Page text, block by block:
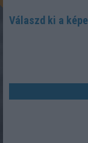
Válaszd ki a